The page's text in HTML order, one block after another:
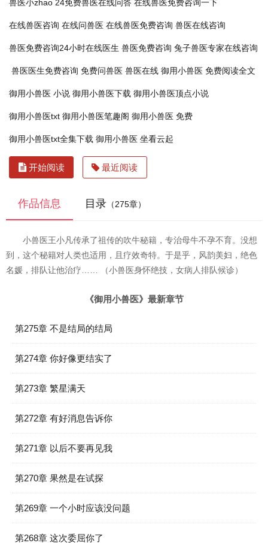
兽医小zhao 24免费兽医在线问答 在线兽医免费咨询一下
在线兽医咨询 在线问兽医 在线兽医免费咨询 兽医在线咨询
兽医免费咨询24小时在线医生 兽医免费咨询 兔子兽医专家在线咨询
兽医医生免费咨询 免费问兽医 兽医在线 御用小兽医 免费阅读全文
御用小兽医 小说 御用小兽医下载 御用小兽医顶点小说
御用小兽医txt 御用小兽医笔趣阁 御用小兽医 免费
御用小兽医txt全集下载 御用小兽医 坐看云起
开始阅读 最近阅读
作品信息 目录 （275章）
小兽医王小凡传承了祖传的吹牛秘籍，专治母牛不孕不育。没想
到，这个秘籍对人类也适用，且疗效奇特。于是乎，风韵美妇，绝色
名媛，排队让他治疗…… （小兽医身怀绝技，女病人排队候诊）
《御用小兽医》最新章节
第275章 不是结局的结局
第274章 你好像更结实了
第273章 繁星满天
第272章 有好消息告诉你
第271章 以后不要再见我
第270章 果然是在试探
第269章 一个小时应该没问题
第268章 这次委屈你了